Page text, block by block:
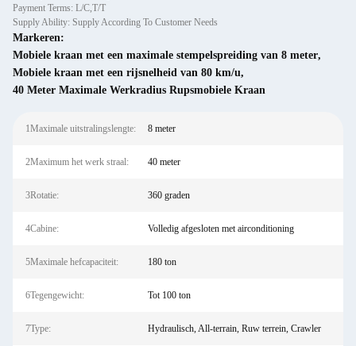
Payment Terms: L/C,T/T
Supply Ability: Supply According To Customer Needs
Markeren:
Mobiele kraan met een maximale stempelspreiding van 8 meter,
Mobiele kraan met een rijsnelheid van 80 km/u,
40 Meter Maximale Werkradius Rupsmobiele Kraan
1Maximale uitstralingslengte: 8 meter
2Maximum het werk straal: 40 meter
3Rotatie: 360 graden
4Cabine: Volledig afgesloten met airconditioning
5Maximale hefcapaciteit: 180 ton
6Tegengewicht: Tot 100 ton
7Type: Hydraulisch, All-terrain, Ruw terrein, Crawler